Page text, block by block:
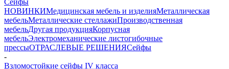
Сейфы
НОВИНКИМедицинская мебель и изделияМеталлическая
мебельМеталлические стеллажиПроизводственная
мебельДругая продукцияКорпусная
мебельЭлектромеханические листогибочные
прессыОТРАСЛЕВЫЕ РЕШЕНИЯСейфы
-
Взломостойкие сейфы IV класса